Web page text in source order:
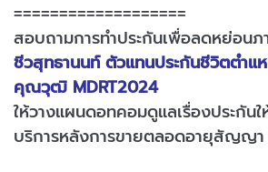
===================
สอบถามการทำประกันเพื่อลดหย่อนภ
ชีวสุทธานนท์ ตัวแทนประกันชีวิตตำแ
คุณวุฒิ MDRT2024
ให้วางแผนดอทคอมดูแลเรื่องประกัน
บริการหลังการขายตลอดอายุสัญญา